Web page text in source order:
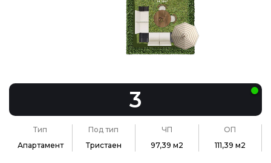
3
Тип
Апартамент
Под тип
Тристаен
ЧП
97,39 м2
ОП
111,39 м2